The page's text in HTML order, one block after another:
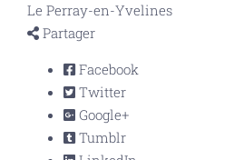
Le Perray-en-Yvelines
Partager
Facebook
Twitter
Google+
Tumblr